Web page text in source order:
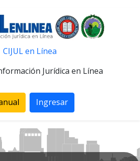
CIJUL en Línea
Jurídica en Línea
Ingresar